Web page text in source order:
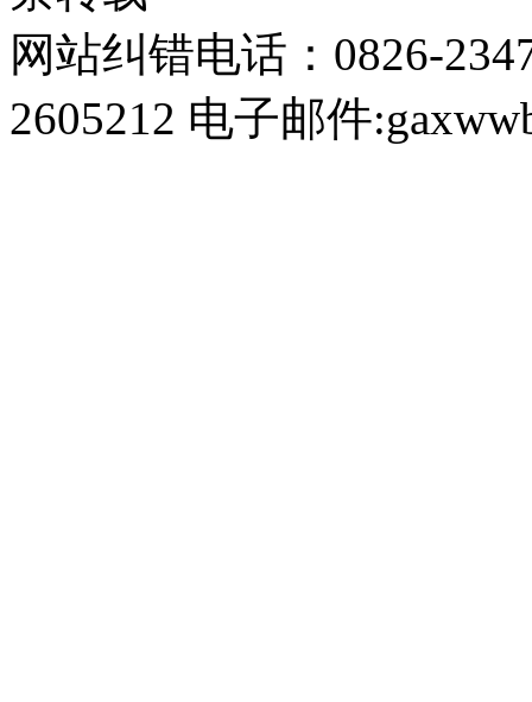
网站纠错电话：0826-
2605212 电子邮件